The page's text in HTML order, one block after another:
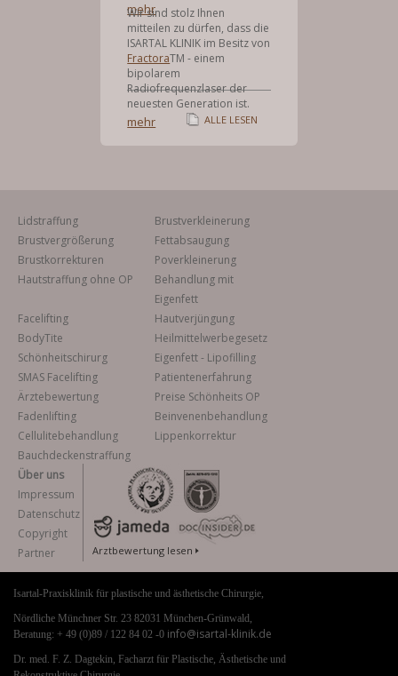
mehr
Wir sind stolz Ihnen
mitteilen zu dürfen, dass die
ISARTAL KLINIK im Besitz von
FractoraTM - einem
bipolarem
Radiofrequenzlaser der
neuesten Generation ist.
mehr ALLE LESEN
Lidstraffung
Brustverkleinerung
Brustvergrößerung
Fettabsaugung
Brustkorrekturen
Poverkleinerung
Hautstraffung ohne OP
Behandlung mit
Eigenfett
Facelifting
Hautverjüngung
BodyTite
Heilmittelwerbegesetz
Schönheitschirurg
Eigenfett - Lipofilling
SMAS Facelifting
Patientenerfahrung
Ärztebewertung
Preise Schönheits OP
Fadenlifting
Beinvenenbehandlung
Cellulitebehandlung
Lippenkorrektur
Bauchdeckenstraffung
Über uns
Impressum
Datenschutz
Copyright
Partner
Arztbewertung lesen
Isartal-Praxisklinik für plastische und ästhetische Chirurgie,
Nördliche Münchner Str. 23 82031 München-Grünwald,
Beratung: + 49 (0)89 / 122 84 02 -0 info@isartal-klinik.de
Dr. med. F. Z. Dagtekin, Facharzt für Plastische, Ästhetische und